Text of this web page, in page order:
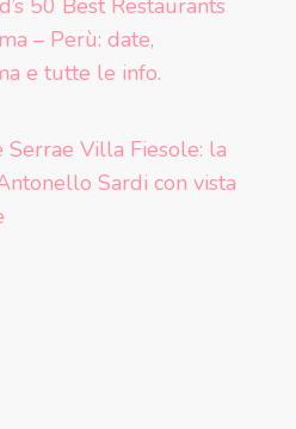
– Perù: date,
e tutte le info.
Serrae Villa Fiesole: la
Sardi con vista